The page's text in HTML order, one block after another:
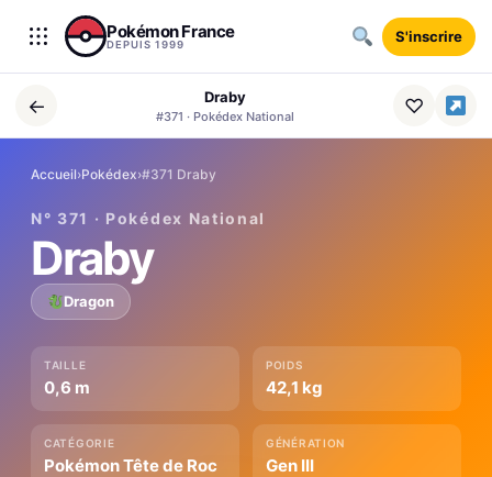
Aller au contenu
Pokémon France
DEPUIS 1999 S'inscrire
← Draby
#371 · Pokédex National ♡
Accueil›Pokédex›#371 Draby
N° 371 · Pokédex National
Draby
Dragon
TAILLE
0,6 m
POIDS
42,1 kg
CATÉGORIE
Pokémon Tête de Roc
GÉNÉRATION
Gen III